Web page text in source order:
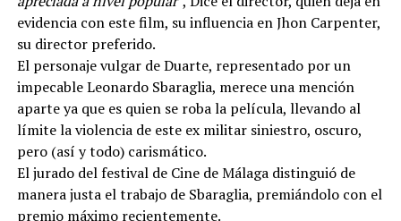
evidencia con este film, su influencia en Jhon Carpenter,
su director preferido.
El personaje vulgar de Duarte, representado por un
impecable Leonardo Sbaraglia, merece una mención
aparte ya que es quien se roba la película, llevando al
límite la violencia de este ex militar siniestro, oscuro,
pero (así y todo) carismático.
El jurado del festival de Cine de Málaga distinguió de
manera justa el trabajo de Sbaraglia, premiándolo con el
premio máximo recientemente.